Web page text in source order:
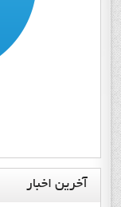
آخرین اخبار